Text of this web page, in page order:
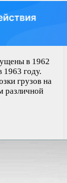
в 1962
1963 году.
грузов на
различной